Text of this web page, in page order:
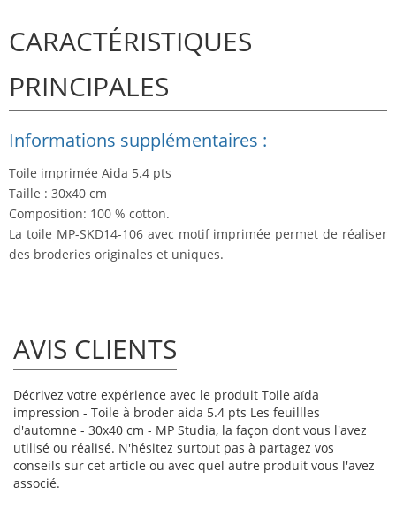
CARACTÉRISTIQUES
PRINCIPALES
Informations supplémentaires :
Toile imprimée Aida 5.4 pts
Taille : 30x40 cm
Composition: 100 % cotton.
La toile MP-SKD14-106 avec motif imprimée permet de réaliser
des broderies originales et uniques.
AVIS CLIENTS
Décrivez votre expérience avec le produit Toile aïda
impression - Toile à broder aida 5.4 pts Les feuillles
d'automne - 30x40 cm - MP Studia, la façon dont vous l'avez
utilisé ou réalisé. N'hésitez surtout pas à partagez vos
conseils sur cet article ou avec quel autre produit vous l'avez
associé.